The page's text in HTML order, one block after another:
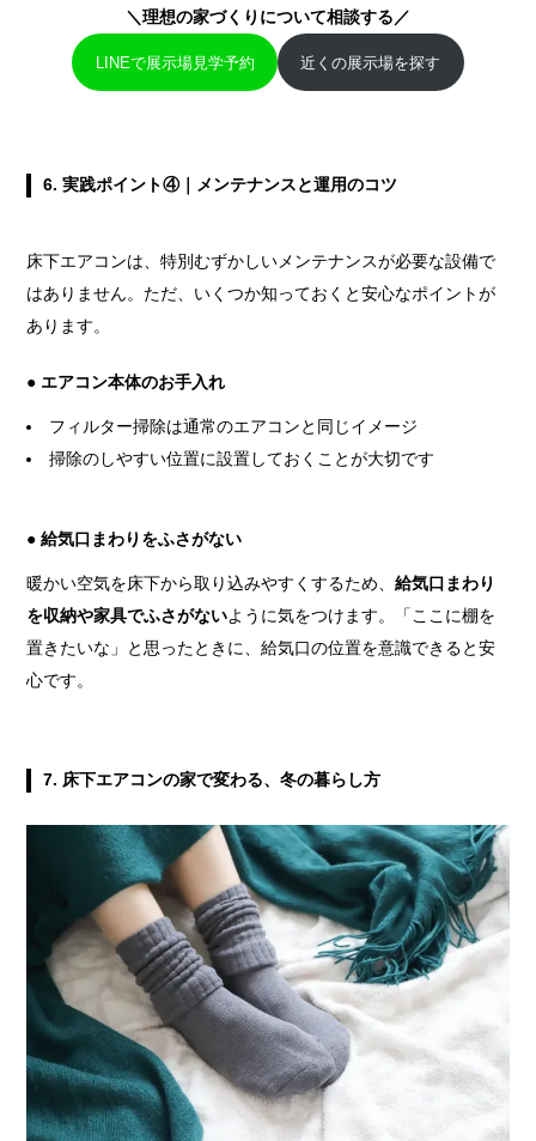
＼理想の家づくりについて相談する／
LINEで展示場見学予約 近くの展示場を探す
6.実践ポイント④｜メンテナンスと運用のコツ
床下エアコンは、特別むずかしいメンテナンスが必要な設備で
はありません。ただ、いくつか知っておくと安心なポイントが
あります。
● エアコン本体のお手入れ
フィルター掃除は通常のエアコンと同じイメージ
掃除のしやすい位置に設置しておくことが大切です
● 給気口まわりをふさがない
暖かい空気を床下から取り込みやすくするため、給気口まわり
を収納や家具でふさがないように気をつけます。「ここに棚を
置きたいな」と思ったときに、給気口の位置を意識できると安
心です。
7. 床下エアコンの家で変わる、冬の暮らし方